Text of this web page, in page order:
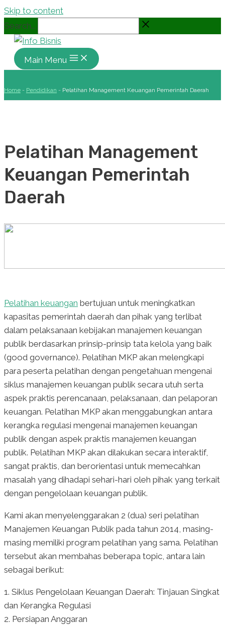
Skip to content
Search...
Main Menu
Home - Pendidikan - Pelatihan Management Keuangan Pemerintah Daerah
Pelatihan Management
Keuangan Pemerintah
Daerah
Pelatihan keuangan bertujuan untuk meningkatkan
kapasitas pemerintah daerah dan pihak yang terlibat
dalam pelaksanaan kebijakan manajemen keuangan
publik berdasarkan prinsip-prinsip tata kelola yang baik
(good governance). Pelatihan MKP akan melengkapi
para peserta pelatihan dengan pengetahuan mengenai
siklus manajemen keuangan publik secara utuh serta
aspek praktis perencanaan, pelaksanaan, dan pelaporan
keuangan. Pelatihan MKP akan menggabungkan antara
kerangka regulasi mengenai manajemen keuangan
publik dengan aspek praktis manajemen keuangan
publik. Pelatihan MKP akan dilakukan secara interaktif,
sangat praktis, dan berorientasi untuk memecahkan
masalah yang dihadapi sehari-hari oleh pihak yang terkait
dengan pengelolaan keuangan publik.
Kami akan menyelenggarakan 2 (dua) seri pelatihan
Manajemen Keuangan Publik pada tahun 2014, masing-
masing memiliki program pelatihan yang sama. Pelatihan
tersebut akan membahas beberapa topic, antara lain
sebagai berikut:
1. Siklus Pengelolaan Keuangan Daerah: Tinjauan Singkat
dan Kerangka Regulasi
2. Persiapan Anggaran